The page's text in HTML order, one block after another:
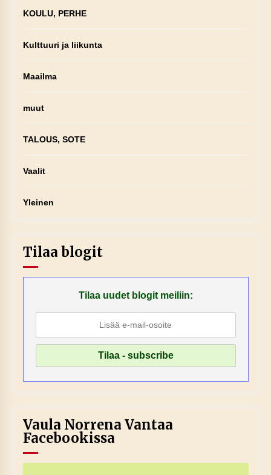
KOULU, PERHE
Kulttuuri ja liikunta
Maailma
muut
TALOUS, SOTE
Vaalit
Yleinen
Tilaa blogit
Tilaa uudet blogit meiliin:
Vaula Norrena Vantaa
Facebookissa